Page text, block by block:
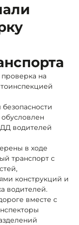
проверка на
водителей
в ходе
транспорт с
конструкций и
водителей.
вместе с